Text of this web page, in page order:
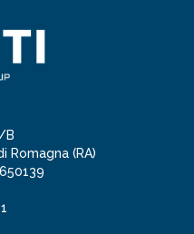
B
Romagna (RA)